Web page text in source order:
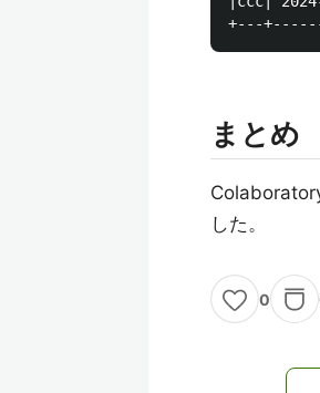
まとめ
した。
0